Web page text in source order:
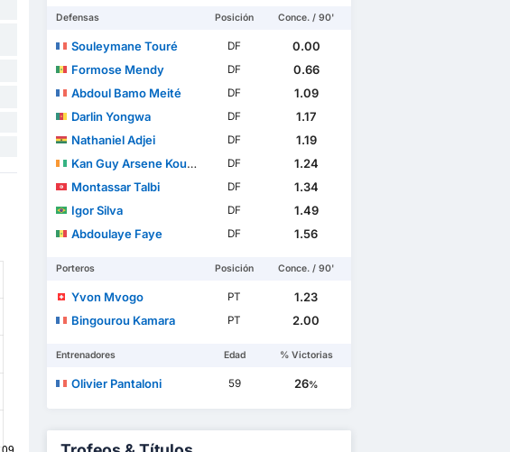
Defensas Posición Conce. / 90'
Souleymane Touré DF
0.00
Formose Mendy
DF
0.66
Abdoul Bamo Meité
DF
1.09
Darlin Yongwa
DF
1.17
Nathaniel Adjei
DF
1.19
Kan Guy Arsene Kouassi
DF
1.24
Montassar Talbi
DF
1.34
Igor Silva
DF
1.49
Abdoulaye Faye
DF 1.56
Porteros Posición Conce. / 90'
Yvon Mvogo PT
1.23
Bingourou Kamara
PT 2.00
Entrenadores Edad % Victorias
Olivier Pantaloni 59 26%